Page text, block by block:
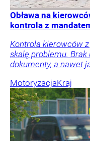
Obława na
kontrola z
Kontrola kierowców z
skalę problemu.
dokumenty, a nawet
MotoryzacjaKraj